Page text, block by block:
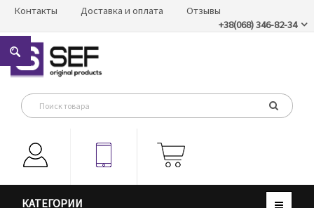
Контакты Доставка и оплата
Отзывы
+38(068) 346-82-34
КАТЕГОРИИ